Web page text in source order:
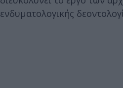
ενδυματολογικής